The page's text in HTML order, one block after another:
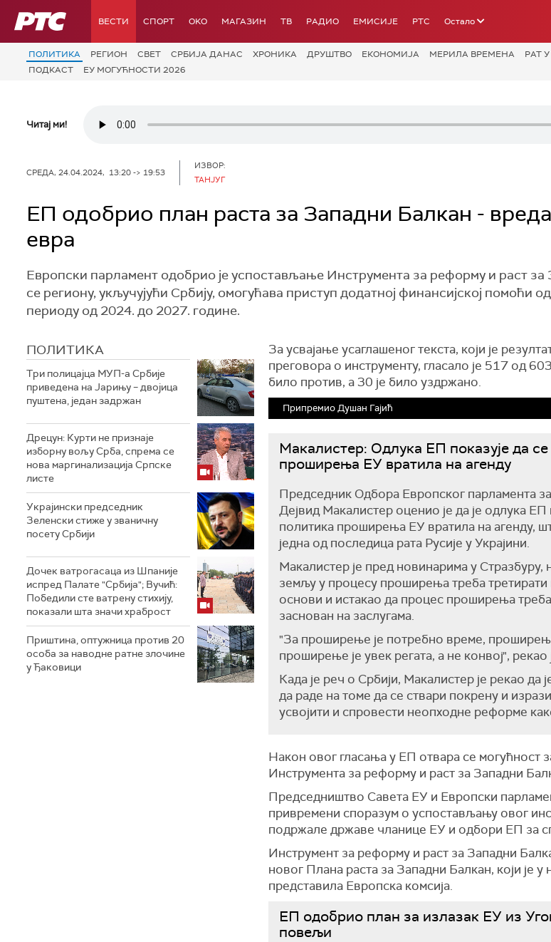
РТС ВЕСТИ СПОРТ OKO МАГАЗИН ТВ РАДИО ЕМИСИЈЕ РТС Остало
ПОЛИТИКА РЕГИОН СВЕТ СРБИЈА ДАНАС ХРОНИКА ДРУШТВО ЕКОНОМИЈА МЕРИЛА ВРЕМЕНА РАТ
ПОДКАСТ
ЕУ МОГУЋНОСТИ 2026
Читај ми!
СРЕДА, 24.04.2024, 13:20 -> 19:53
ИЗВОР:
ТАНЈУГ
ЕП одобрио план раста за Западни Балкан -
евра
Европски парламент одобрио је успостављање Инструмента за реформу и раст за
се региону, укључујући Србију, омогућава приступ додатној финансијској помоћи
периоду од 2024. до 2027. године.
ПОЛИТИКА
Три полицајца МУП-а Србије
приведена на Јарињу – двојица
пуштена, један задржан
Дрецун: Курти не признаје
изборну вољу Срба, спрема се
нова маргинализација Српске
листе
Украјински председник
Зеленски стиже у званичну
посету Србији
Дочек ватрогасаца из Шпаније
испред Палате "Србија"; Вучић:
Победили сте ватрену стихију,
показали шта значи храброст
Приштина, оптужница против 20
особа за наводне ратне злочине
у Ђаковици
За усвајање усаглашеног текста, који је
преговора о инструменту, гласало је 517 од
било против, а 30 је било уздржано.
Припремио Душан Гајић
Макалистер: Одлука ЕП показује да
проширења ЕУ вратила на агенду
Председник Одбора Европског парламента
Дејвид Мaкалистер оценио је да је одлука ЕП
политика проширења ЕУ вратила на агенду,
једна од последица рата Русије у Украјини.
Мaкалистер је пред новинарима у Стразбуру,
земљу у процесу проширења треба третирати
основи и истакао да процес проширења
заснован на заслугама.
"За проширење је потребно време,
проширење је увек регата, а не конвој", рекао
Када је реч о Србији, Мaкалистер је рекао да
да раде на томе да се ствари покрену и
усвојити и спровести неопходне реформе
Након овог гласања у ЕП отвара се могућност
Инструмента за реформу и раст за Западни
Председништво Савета ЕУ и Европски
привремени споразум о успостављању овог
подржале државе чланице ЕУ и одбори ЕП за
Инструмент за реформу и раст за Западни
новог Плана раста за Западни Балкан, који је
представила Европска комсија.
ЕП одобрио план за излазак ЕУ из
повељи